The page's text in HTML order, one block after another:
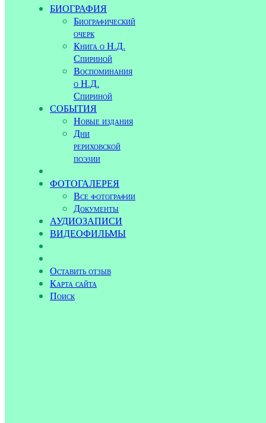
БИОГРАФИЯ
Биографический
очерк
Книга о Н.Д.
Спириной
Воспоминания
о Н.Д.
Спириной
СОБЫТИЯ
Новые издания
Дни
рериховской
поэзии
ФОТОГАЛЕРЕЯ
Все фотографии
Документы
АУДИОЗАПИСИ
ВИДЕОФИЛЬМЫ
Оставить отзыв
Карта сайта
Поиск